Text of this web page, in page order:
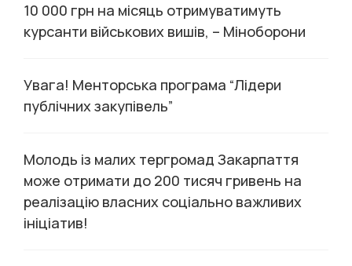
10 000 грн на місяць отримуватимуть
курсанти військових вишів, – Міноборони
Увага! Менторська програма “Лідери
публічних закупівель”
Молодь із малих тергромад Закарпаття
може отримати до 200 тисяч гривень на
реалізацію власних соціально важливих
ініціатив!